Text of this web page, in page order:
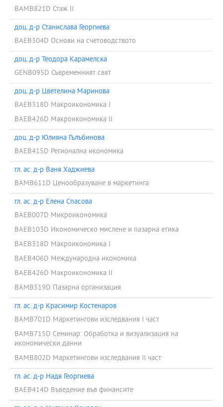
BAMB821D Стаж II
доц. д-р Станислава Георгиева
BAEB304D Основи на счетоводството
доц. д-р Теодора Карамелска
GENB095D Съвременният свят
доц. д-р Цветелина Маринова
BAEB318D Макроикономика I
BAEB426D Макроикономика II
доц. д-р Юлияна Гълъбинова
BAEB415D Регионална икономика
гл. ас. д-р Ваня Хаджиева
BAMB611D Ценообразуване в маркетинга
гл. ас. д-р Елена Спасова
BAEB007D Микроикономика
BAEB103D Икономическо мислене и пазарна етика
BAEB318D Макроикономика I
BAEB406D Международна икономика
BAEB426D Макроикономика II
BAMB519D Пазарна организация
гл. ас. д-р Красимир Костенаров
BAMB701D Маркетингови изследвания I част
BAMB715D Семинар: Обработка и визуализация на
икономически данни
BAMB802D Маркетингови изследвания II част
гл. ас. д-р Надя Георгиева
BAEB414D Въведение във финансите